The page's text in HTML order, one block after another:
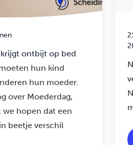
ontbijt op bed
hun kind
hun moeder.
over Moederdag,
we hopen dat een
beetje verschil